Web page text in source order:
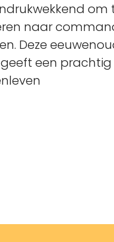
naar
Deze
een prachtig